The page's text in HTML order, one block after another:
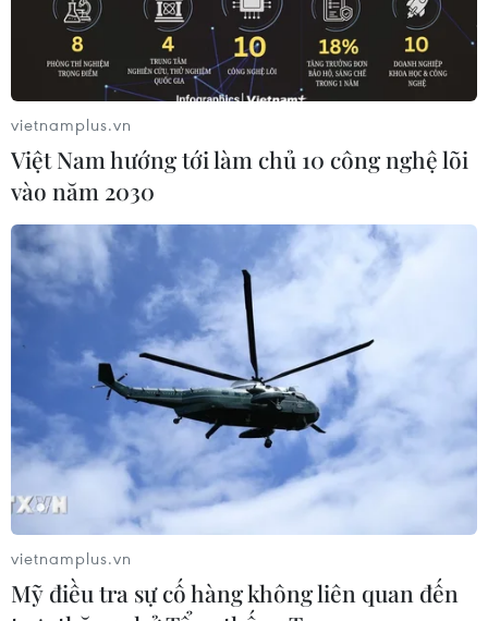
Bầu cử ở Cuba: Lựa chọn vì những giá trị
của cách mạng
26/03/2023 02:26
Hơn 8 triệu cử tri Cuba sẽ bầu ra 470 đại biểu (ít hơn
135 người so với kỳ lập pháp trước), những người sẽ đại
diện cho tiếng nói của nhân dân trong cơ quan lập
pháp tối cao.
vietnamplus.vn
Việt Nam hướng tới làm chủ 10 công nghệ lõi
vào năm 2030
vietnamplus.vn
Mỹ điều tra sự cố hàng không liên quan đến